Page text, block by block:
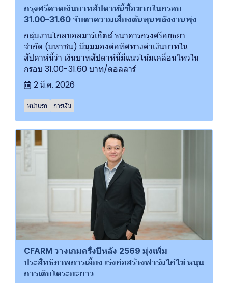
กรุงศรีคาดเงินบาทสัปดาห์นี้ซื้อขายในกรอบ
31.00–31.60 จับตาความเสี่ยงต้นทุนพลังงานพุ่ง
กลุ่มงานโกลบอลมาร์เก็ตส์ ธนาคารกรุงศรีอยุธยา
จำกัด (มหาชน) มีมุมมองต่อทิศทางค่าเงินบาทใน
สัปดาห์นี้ว่า เงินบาทสัปดาห์นี้มีแนวโน้มเคลื่อนไหวใน
กรอบ 31.00-31.60 บาท/ดอลลาร์
2 มี.ค. 2026
หน้าแรก การเงิน
CFARM วางเกมครึ่งปีหลัง 2569 มุ่งเพิ่ม
ประสิทธิภาพการเลี้ยง เร่งก่อสร้างฟาร์มไก่ไข่ หนุน
การเติบโตระยะยาว